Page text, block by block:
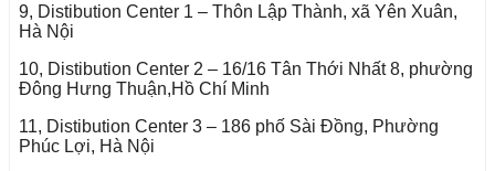
9, Distibution Center 1 – Thôn Lập Thành, xã Yên Xuân,
Hà Nội
10, Distibution Center 2 – 16/16 Tân Thới Nhất 8, phường
Đông Hưng Thuận,Hồ Chí Minh
11, Distibution Center 3 – 186 phố Sài Đồng, Phường
Phúc Lợi, Hà Nội